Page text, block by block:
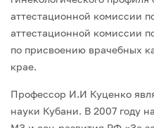
аттестационной комиссии
аттестационной комиссии
по присвоению врачебных
крае.
Профессор И.И Куценко
науки Кубани. В 2007 году